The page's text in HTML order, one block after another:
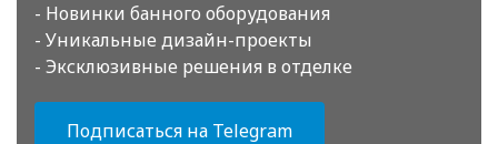
- Новинки банного оборудования
- Уникальные дизайн-проекты
- Эксклюзивные решения в отделке
Подписаться на Telegram